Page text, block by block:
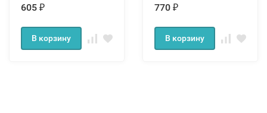
605 ₽
В корзину
770 ₽
В корзину